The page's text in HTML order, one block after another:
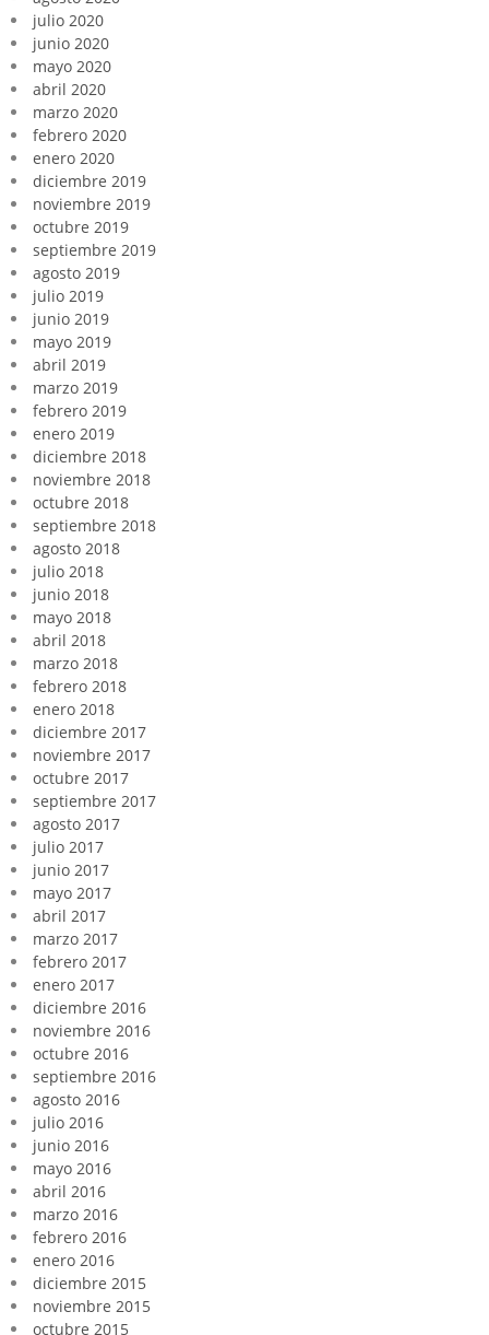
julio 2020
junio 2020
mayo 2020
abril 2020
marzo 2020
febrero 2020
enero 2020
diciembre 2019
noviembre 2019
octubre 2019
septiembre 2019
agosto 2019
julio 2019
junio 2019
mayo 2019
abril 2019
marzo 2019
febrero 2019
enero 2019
diciembre 2018
noviembre 2018
octubre 2018
septiembre 2018
agosto 2018
julio 2018
junio 2018
mayo 2018
abril 2018
marzo 2018
febrero 2018
enero 2018
diciembre 2017
noviembre 2017
octubre 2017
septiembre 2017
agosto 2017
julio 2017
junio 2017
mayo 2017
abril 2017
marzo 2017
febrero 2017
enero 2017
diciembre 2016
noviembre 2016
octubre 2016
septiembre 2016
agosto 2016
julio 2016
junio 2016
mayo 2016
abril 2016
marzo 2016
febrero 2016
enero 2016
diciembre 2015
noviembre 2015
octubre 2015